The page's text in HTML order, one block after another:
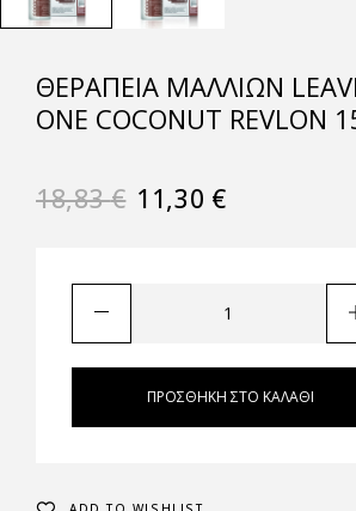
ΘΕΡΑΠΕΊΑ ΜΑΛΛΙΏΝ
ONE COCONUT REVLON
18,83€ 11,30 €
ΠΡΟΣΘΉΚΗ ΣΤΟ ΚΑΛΆΘΙ